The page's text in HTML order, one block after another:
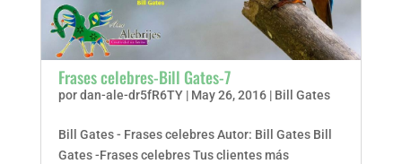
Frases celebres-Bill Gates-7
pordan-ale-dr5fR6TY| May 26, 2016| Bill Gates
Bill Gates - Frases celebres Autor: Bill Gates Bill
Gates -Frases celebres Tus clientes más